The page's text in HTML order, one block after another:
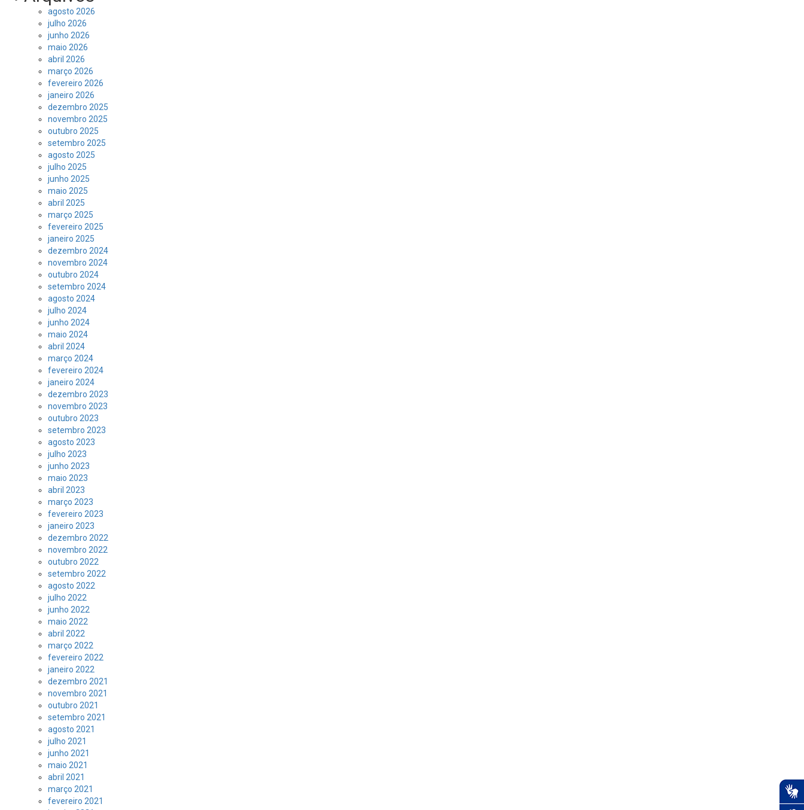
agosto 2026
julho 2026
junho 2026
maio 2026
abril 2026
março 2026
fevereiro 2026
janeiro 2026
dezembro 2025
novembro 2025
outubro 2025
setembro 2025
agosto 2025
julho 2025
junho 2025
maio 2025
abril 2025
março 2025
fevereiro 2025
janeiro 2025
dezembro 2024
novembro 2024
outubro 2024
setembro 2024
agosto 2024
julho 2024
junho 2024
maio 2024
abril 2024
março 2024
fevereiro 2024
janeiro 2024
dezembro 2023
novembro 2023
outubro 2023
setembro 2023
agosto 2023
julho 2023
junho 2023
maio 2023
abril 2023
março 2023
fevereiro 2023
janeiro 2023
dezembro 2022
novembro 2022
outubro 2022
setembro 2022
agosto 2022
julho 2022
junho 2022
maio 2022
abril 2022
março 2022
fevereiro 2022
janeiro 2022
dezembro 2021
novembro 2021
outubro 2021
setembro 2021
agosto 2021
julho 2021
junho 2021
maio 2021
abril 2021
março 2021
fevereiro 2021